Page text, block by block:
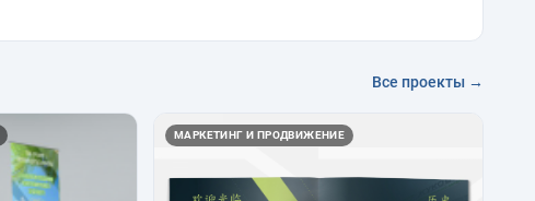
Все проекты →
МАРКЕТИНГ И ПРОДВИЖЕНИЕ